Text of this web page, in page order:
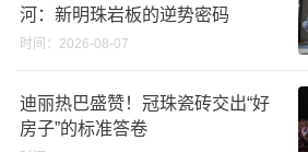
河：新明珠岩板的逆势密码
时间：2026-08-07
迪丽热巴盛赞！冠珠瓷砖交出“好
房子”的标准答卷